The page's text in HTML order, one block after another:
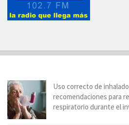
Uso correcto de
recomendaciones para
respiratorio durante el